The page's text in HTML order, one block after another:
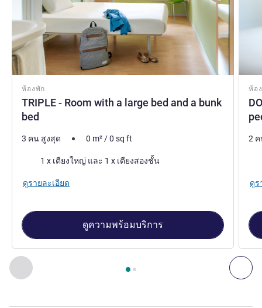
ก่อนหน้า - ห้องพัก ถั
หน้า1 , ห้องพัก 1 : TRIPLE - Room with a large bed
ห้องพัก
TRIPLE - Room with a large bed and a bunk
bed
3 คน สูงสุด 0 m²/0 sq ft
เครื่องนอน 1 x เตียงใหญ่ และ 1 x เตียงสองชั้น
ดูรายละเอียด
ดูความพร้อมบริการ
ห้อ
2
ดูร